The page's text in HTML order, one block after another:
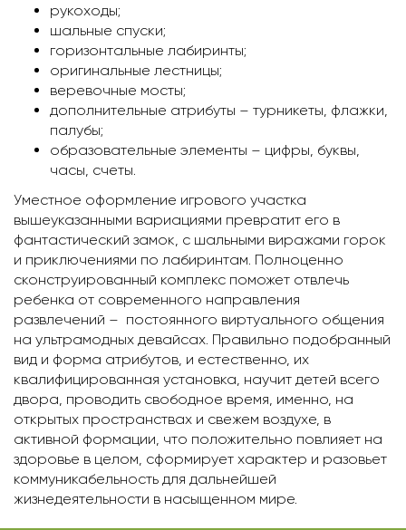
рукоходы;
шальные спуски;
горизонтальные лабиринты;
оригинальные лестницы;
веревочные мосты;
дополнительные атрибуты – турникеты, флажки,
палубы;
образовательные элементы – цифры, буквы,
часы, счеты.
Уместное оформление игрового участка
вышеуказанными вариациями превратит его в
фантастический замок, с шальными виражами горок
и приключениями по лабиринтам. Полноценно
сконструированный комплекс поможет отвлечь
ребенка от современного направления
развлечений – постоянного виртуального общения
на ультрамодных девайсах. Правильно подобранный
вид и форма атрибутов, и естественно, их
квалифицированная установка, научит детей всего
двора, проводить свободное время, именно, на
открытых пространствах и свежем воздухе, в
активной формации, что положительно повлияет на
здоровье в целом, сформирует характер и разовьет
коммуникабельность для дальнейшей
жизнедеятельности в насыщенном мире.